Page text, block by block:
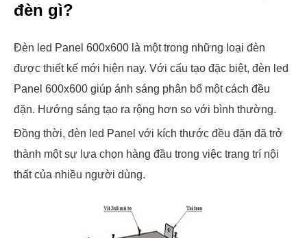
đèn gì?
Đèn led Panel 600x600 là một trong những loại đèn
được thiết kế mới hiện nay. Với cấu tạo đặc biệt, đèn led
Panel 600x600 giúp ánh sáng phân bổ một cách đều
đặn. Hướng sáng tạo ra rộng hơn so với bình thường.
Đồng thời, đèn led Panel với kích thước đều đặn đã trở
thành một sự lựa chọn hàng đầu trong việc trang trí nội
thất của nhiều người dùng.